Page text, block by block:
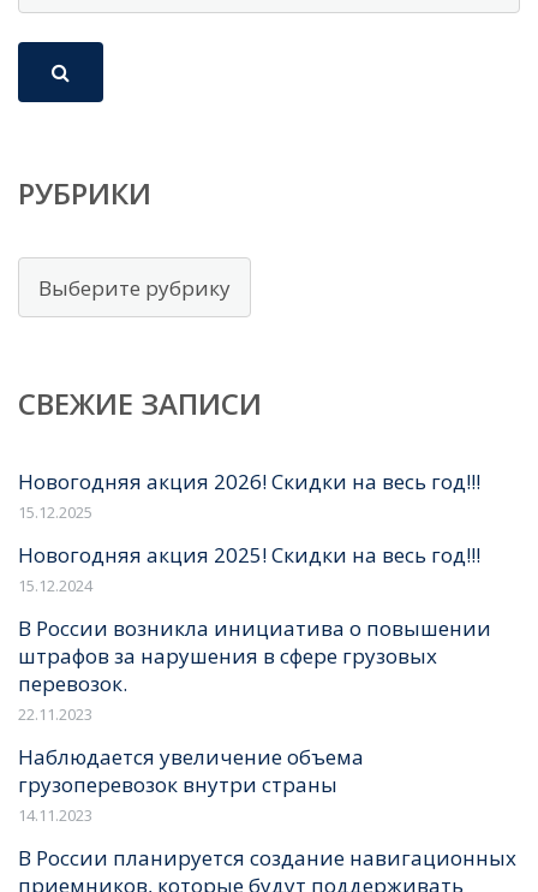
РУБРИКИ
Рубрики
СВЕЖИЕ ЗАПИСИ
Новогодняя акция 2026! Скидки на весь год!!!
15.12.2025
Новогодняя акция 2025! Скидки на весь год!!!
15.12.2024
В России возникла инициатива о повышении
штрафов за нарушения в сфере грузовых
перевозок.
22.11.2023
Наблюдается увеличение объема
грузоперевозок внутри страны
14.11.2023
В России планируется создание навигационных
приемников, которые будут поддерживать